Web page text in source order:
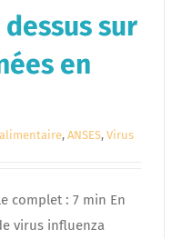
sur
en
, ANSES, Virus
complet : 7 min En
virus influenza